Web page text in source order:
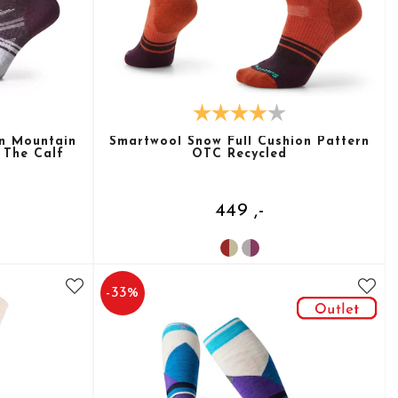
Mountain
Calf
Smartwool Snow Full Cushion Pattern
OTC Recycled
449 ,-
-33%